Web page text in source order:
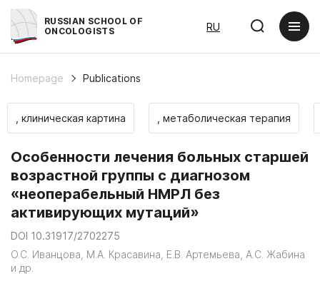
RUSSIAN SCHOOL OF
ONCOLOGISTS
RU
Homepage Publications
, клиническая картина , метаболическая терапия
Особенности лечения больных старшей
возрастной группы с диагнозом
«неоперабельный НМРЛ без
активирующих мутаций»
DOI 10.31917/2702275
О.С. Иванцова, М.А. Красавина, Е.В. Артемьева, А.С. Жабина
и др.